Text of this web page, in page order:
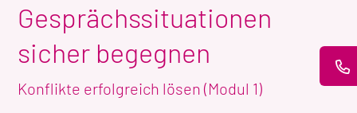
Gesprächssituationen
sicher begegnen
Konflikte erfolgreich lösen (Modul 1)